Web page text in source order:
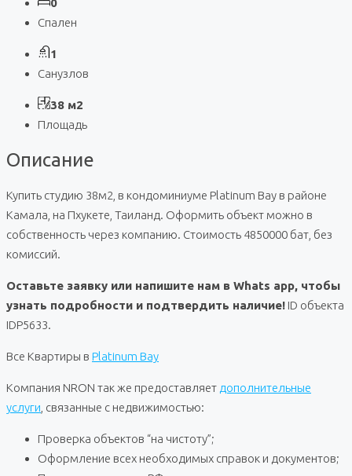
0
Спален
1
Санузлов
38 м2
Площадь
Описание
Купить студию 38м2, в кондоминиуме Platinum Bay в районе
Камала, на Пхукете, Таиланд. Оформить объект можно в
собственность через компанию. Стоимость 4850000 бат, без
комиссий.
Оставьте заявку или напишите нам в Whats app, чтобы
узнать подробности и подтвердить наличие! ID объекта
IDP5633.
Все Квартиры в Platinum Bay
Компания NRON так же предоставляет дополнительные
услуги , связанные с недвижимостью:
Проверка объектов “на чистоту”;
Оформление всех необходимых справок и документов;